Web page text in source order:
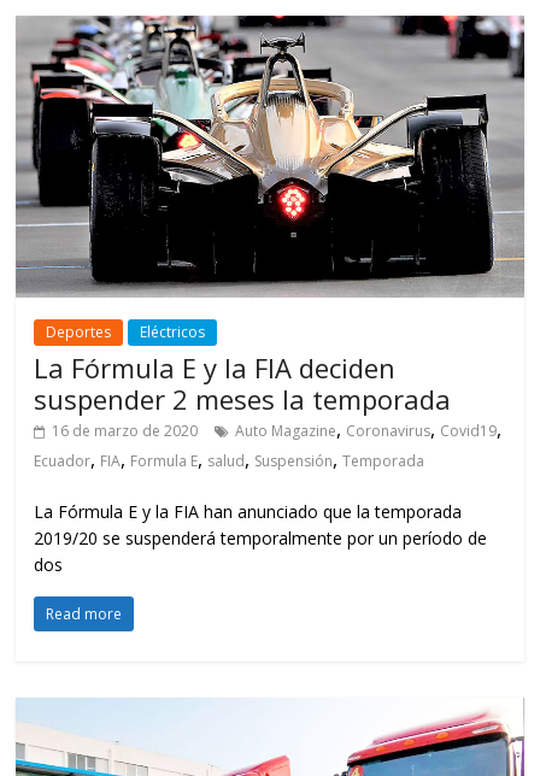
Deportes Eléctricos
La Fórmula E y la FIA deciden
suspender 2 meses la temporada
16 de marzo de 2020 Auto Magazine, Coronavirus, Covid19,
Ecuador, FIA, Formula E, salud, Suspensión,Temporada
La Fórmula E y la FIA han anunciado que la temporada
2019/20 se suspenderá temporalmente por un período de
dos
Read more